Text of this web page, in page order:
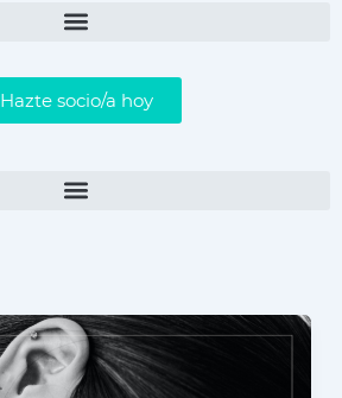
Hazte socio/a hoy